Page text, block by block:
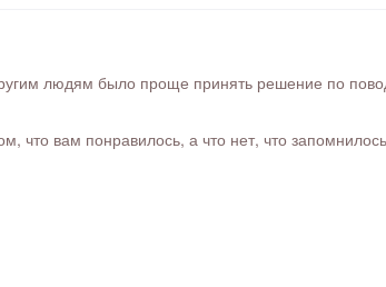
людям было проще принять решение по
что вам понравилось, а что нет, что